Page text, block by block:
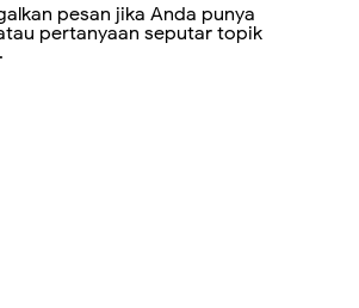
pesan jika Anda punya
pertanyaan seputar topik